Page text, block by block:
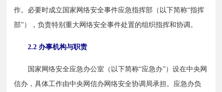
作。必要时成立国家网络安全事件应急指挥部（以下简称“指挥
部”），负责特别重大网络安全事件处置的组织指挥和协调。
2.2 办事机构与职责
国家网络安全应急办公室（以下简称“应急办”）设在中央网
信办，具体工作由中央网信办网络安全协调局承担。应急办负